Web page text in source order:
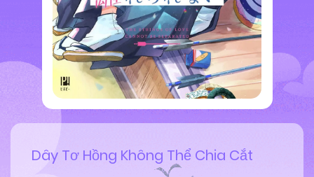
Dây Tơ Hồng Không Thể Chia Cắt